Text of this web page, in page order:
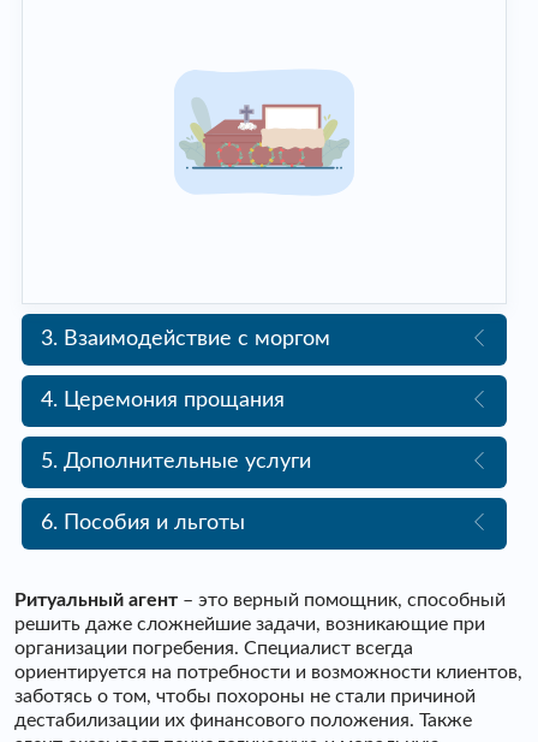
3. Взаимодействие с моргом
4. Церемония прощания
5. Дополнительные услуги
6. Пособия и льготы
Ритуальный агент – это верный помощник, способный
решить даже сложнейшие задачи, возникающие при
организации погребения. Специалист всегда
ориентируется на потребности и возможности клиентов,
заботясь о том, чтобы похороны не стали причиной
дестабилизации их финансового положения. Также